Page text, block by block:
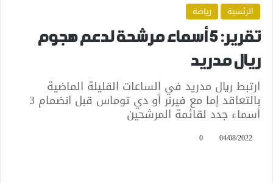
الرئسية
رياضة
تقرير: 5 أسماء مرشحة لدعم هجوم
ريال مدريد
ارتبط ريال مدريد في الساعات القليلة الماضية
بالتعاقد إما مع فيرنر أو دي توماس قبل انضمام 3
أسماء جدد لقائمة المرشحين
04/08/2022
0